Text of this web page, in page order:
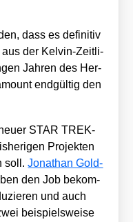
dass es defi­ni­tiv
aus der Kel­vin-Zeit­li­
Jah­ren des Her­
end­gül­tig den
STAR TREK-
Pro­jek­ten
soll.Jona­than Gold­
den Job bekom­
und auch
bei­spiels­wei­se